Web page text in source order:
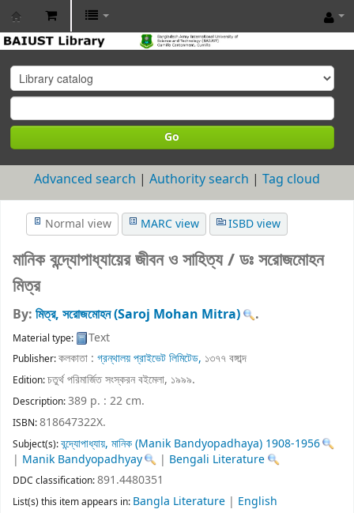
BAIUST
Library
Go
Advanced search Authority search Tag cloud
Normal view MARC view ISBD view
মানিক বন্দ্যোপাধ্যায়ের জীবন ও সাহিত্য /ডঃ সরোজমোহন
মিত্র
By: মিত্র, সরোজমোহন (Saroj Mohan Mitra) .
Material type: Text
Publisher:কলকাতা : গ্রন্থালয় প্রাইভেট লিমিটেড, ১৩৭৭ বঙ্গাব্দ
Edition:চতুর্থ পরিমার্জিত সংস্করন বইমেলা, ১৯৯৯.
Description:389 p. : 22 cm.
ISBN:818647322X.
Subject(s):বন্দ্যোপাধ্যায়, মানিক (Manik Bandyopadhaya) 1908-1956
| Manik Bandyopadhyay | Bengali Literature
DDC classification:891.4480351
List(s) this item appears in: Bangla Literature | English